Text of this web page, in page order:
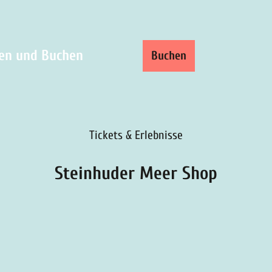
und Buchen SucheBuchen
Tickets & Erlebnisse
Steinhuder Meer Shop